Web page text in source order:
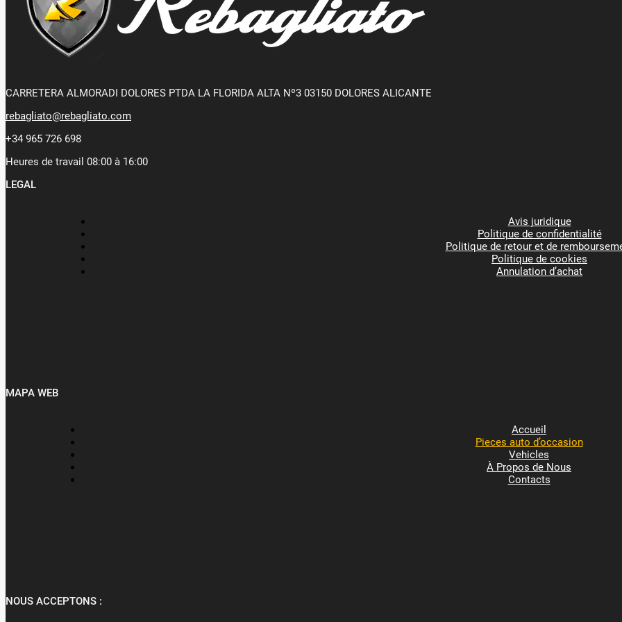
CARRETERA ALMORADI DOLORES PTDA LA FLORIDA ALTA Nº3 03150 DOLORES ALICANTE
rebagliato@rebagliato.com
+34 965 726 698
Heures de travail 08:00 à 16:00
LEGAL
Avis juridique
Politique de confidentialité
Politique de retour et de
Politique de cookies
Annulation d’achat
MAPA WEB
Accueil
Pieces auto d’occasion
Vehicles
À Propos de Nous
Contacts
NOUS ACCEPTONS :